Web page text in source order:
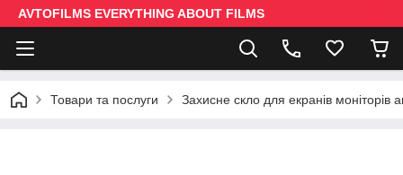
AVTOFILMS EVERYTHING ABOUT FILMS
Товари та послуги Захисне скло для екранів моніторів